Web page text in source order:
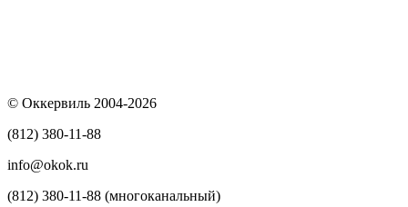
© Оккервиль 2004-2026
(812) 380-11-88
info@okok.ru
(812) 380-11-88 (многоканальный)